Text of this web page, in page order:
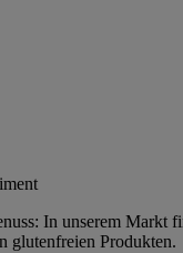
In unserem Markt
glutenfreien Produkten.